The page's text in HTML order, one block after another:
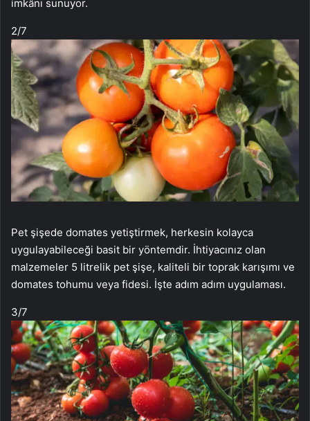
imkânı sunuyor.
2/7
Pet şişede domates yetiştirmek, herkesin kolayca
uygulayabileceği basit bir yöntemdir. İhtiyacınız olan
malzemeler 5 litrelik pet şişe, kaliteli bir toprak karışımı ve
domates tohumu veya fidesi. İşte adım adım uygulaması.
3/7